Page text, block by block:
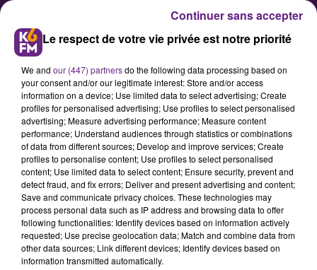
La neige pourrait revenir ce
vendredi en Côte-d’Or
Après la pluie et le vent, météo
France annonce une chute des
températures pour ce jeudi soir en
Côte-d’Or avant de probables
Le respect de votre vie privée est notre priorité
We and our (447) partnersdo the following data processing based on
your consent and/or our legitimate interest: Store and/or access
information on a device; Use limited data to select advertising; Create
profiles for personalised advertising; Use profiles to select personalised
advertising; Measure advertising performance; Measure content
performance; Understand audiences through statistics or combinations
of data from different sources; Develop and improve services; Create
profiles to personalise content; Use profiles to select personalised
content; Use limited data to select content; Ensure security, prevent and
detect fraud, and fix errors; Deliver and present advertising and content;
Save and communicate privacy choices. These technologies may
process personal data such as IP address and browsing data to offer
following functionalities: Identify devices based on information actively
requested; Use precise geolocation data; Match and combine data from
other data sources; Link different devices; Identify devices based on
information transmitted automatically.
Continuer sans accepter